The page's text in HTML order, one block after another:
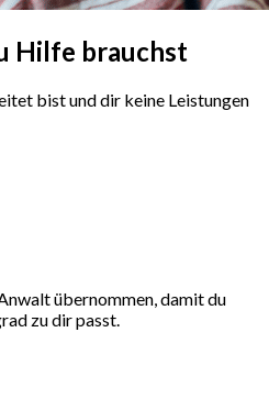
Hilfe brauchst
bist und dir keine Leistungen
übernommen, damit du
zu dir passt.